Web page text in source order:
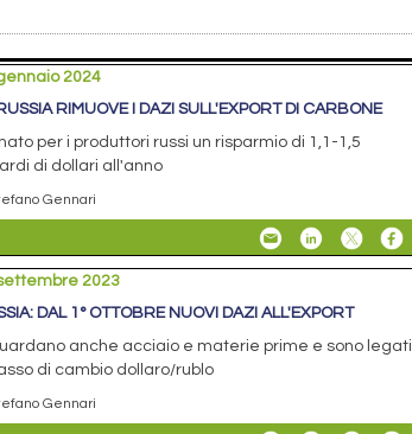
2024
RIMUOVE I DAZI SULL'EXPORT DI CARBONE
per i produttori russi un risparmio di 1,1-1,5
di dollari all'anno
Gennari
2023
DAL 1° OTTOBRE NUOVI DAZI ALL'EXPORT
anche acciaio e materie prime e sono legati
di cambio dollaro/rublo
Gennari